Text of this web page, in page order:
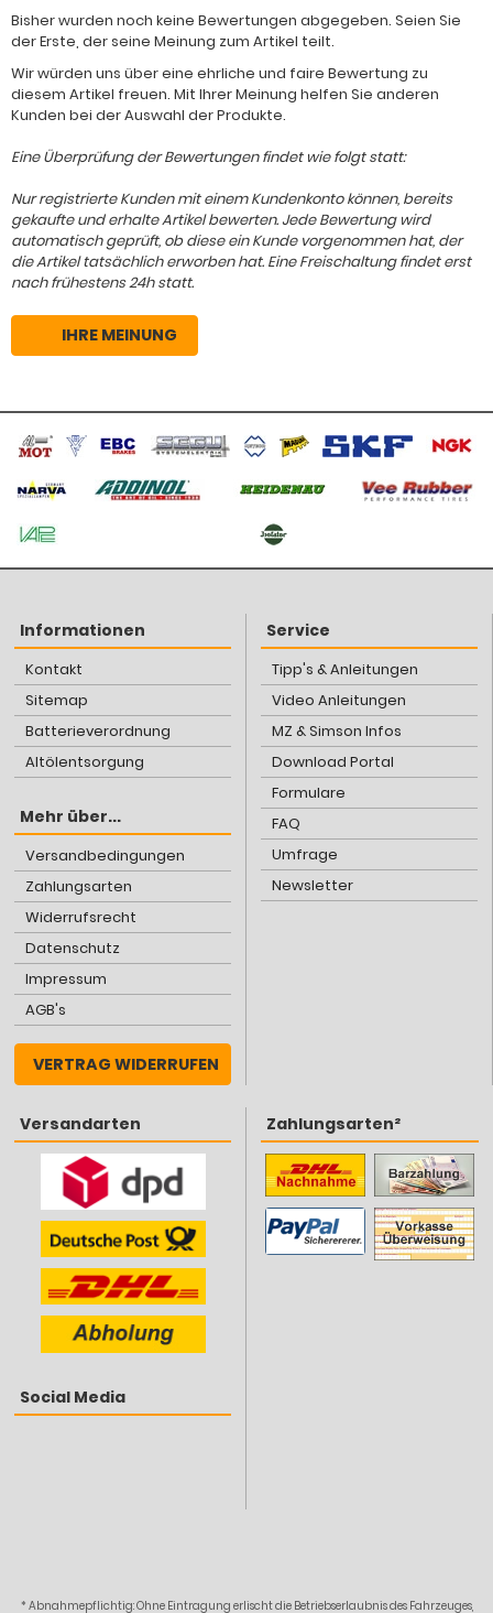
Bisher wurden noch keine Bewertungen abgegeben. Seien Sie
der Erste, der seine Meinung zum Artikel teilt.
Wir würden uns über eine ehrliche und faire Bewertung zu
diesem Artikel freuen. Mit Ihrer Meinung helfen Sie anderen
Kunden bei der Auswahl der Produkte.
Eine Überprüfung der Bewertungen findet wie folgt statt:
Nur registrierte Kunden mit einem Kundenkonto können, bereits
gekaufte und erhalte Artikel bewerten. Jede Bewertung wird
automatisch geprüft, ob diese ein Kunde vorgenommen hat, der
die Artikel tatsächlich erworben hat. Eine Freischaltung findet erst
nach frühestens 24h statt.
IHRE MEINUNG
Informationen
Kontakt
Sitemap
Batterieverordnung
Altölentsorgung
Mehr über...
Versandbedingungen
Zahlungsarten
Widerrufsrecht
Datenschutz
Impressum
AGB's
VERTRAG WIDERRUFEN
Service
Tipp's & Anleitungen
Video Anleitungen
MZ & Simson Infos
Download Portal
Formulare
FAQ
Umfrage
Newsletter
Versandarten
Social Media
Zahlungsarten²
* Abnahmepflichtig: Ohne Eintragung erlischt die Betriebserlaubnis des Fahrzeuges,